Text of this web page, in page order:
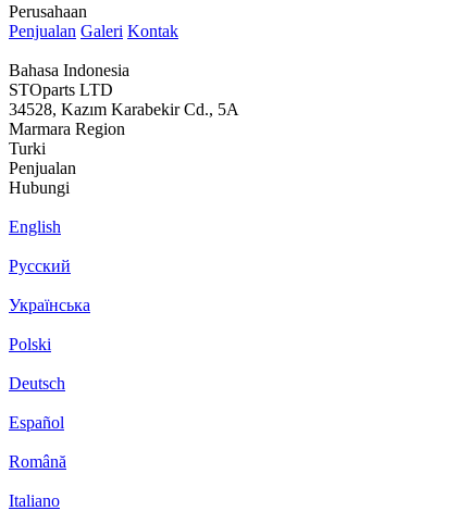
Perusahaan
Penjualan Galeri Kontak
Bahasa Indonesia
STOparts LTD
34528, Kazım Karabekir Cd., 5A
Marmara Region
Turki
Penjualan
Hubungi
English
Русский
Українська
Polski
Deutsch
Español
Română
Italiano